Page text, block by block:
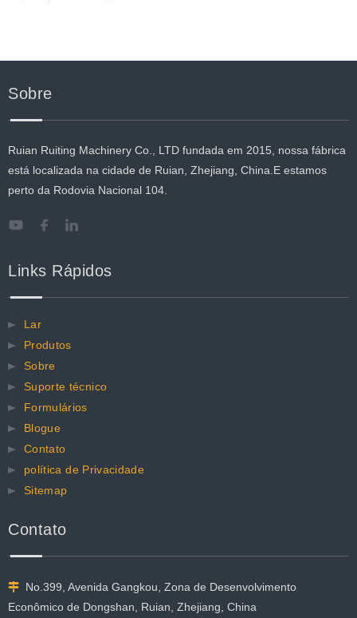
Sobre
Ruian Ruiting Machinery Co., LTD fundada em 2015, nossa fábrica
está localizada na cidade de Ruian, Zhejiang, China.E estamos
perto da Rodovia Nacional 104.
Links Rápidos
Lar
Produtos
Sobre
Suporte técnico
Formulários
Blogue
Contato
política de Privacidade
Sitemap
Contato

No.399, Avenida Gangkou, Zona de Desenvolvimento
Econômico de Dongshan, Ruian, Zhejiang, China